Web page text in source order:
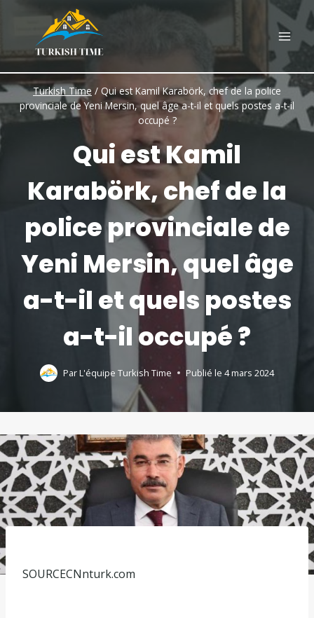
content
Turkish Time / Qui est Kamil Karabörk, chef de la police
provinciale de Yeni Mersin, quel âge a-t-il et quels postes a-t-il
occupé ?
Qui est Kamil
Karabörk, chef de la
police provinciale de
Yeni Mersin, quel âge
a-t-il et quels postes
a-t-il occupé ?
ParL'équipe Turkish Time Publié le 4 mars 2024
SOURCECNnturk.com